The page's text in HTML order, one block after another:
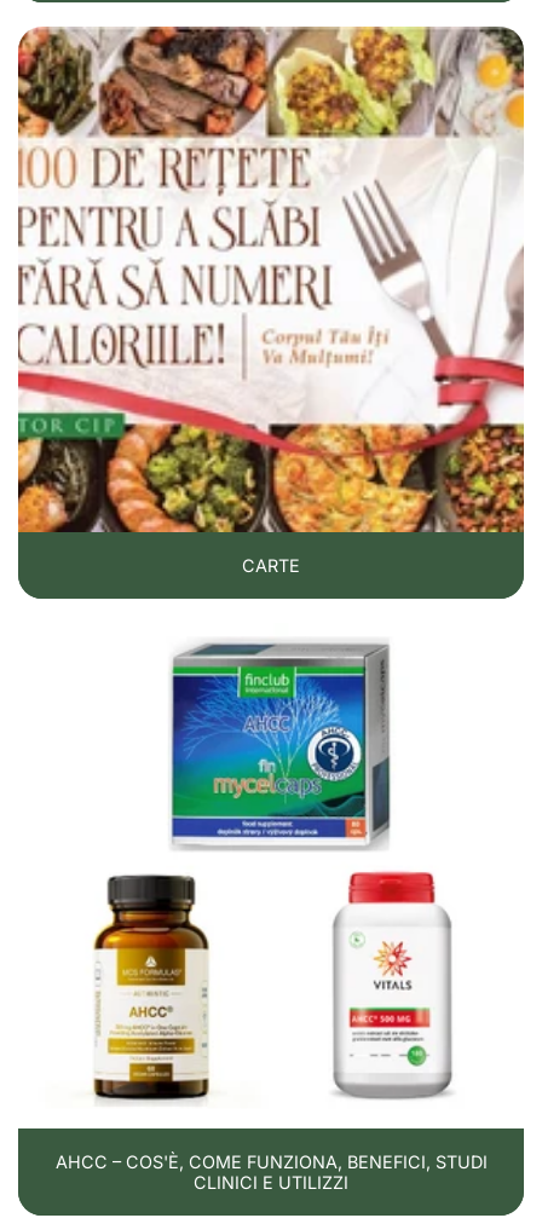
CARTE
AHCC – COS'È, COME FUNZIONA, BENEFICI, STUDI
CLINICI E UTILIZZI